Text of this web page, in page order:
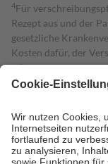
4Für
Rezept aus und der
gesetzliche
Kosten dafür, der
mit.
Grundsätzlich leisten
höchstens zehn Euro.
Kosten der Leistung
Diese Regeln gelten
Bei Heilmitteln und